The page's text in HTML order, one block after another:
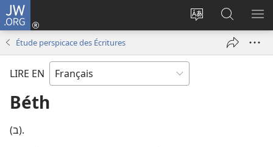
JW.ORG
Changer
langue
Se
connecter
nouvelle
sur
JW.ORG
Étude perspicace des Écritures
LIRE EN
Béth
(ב).